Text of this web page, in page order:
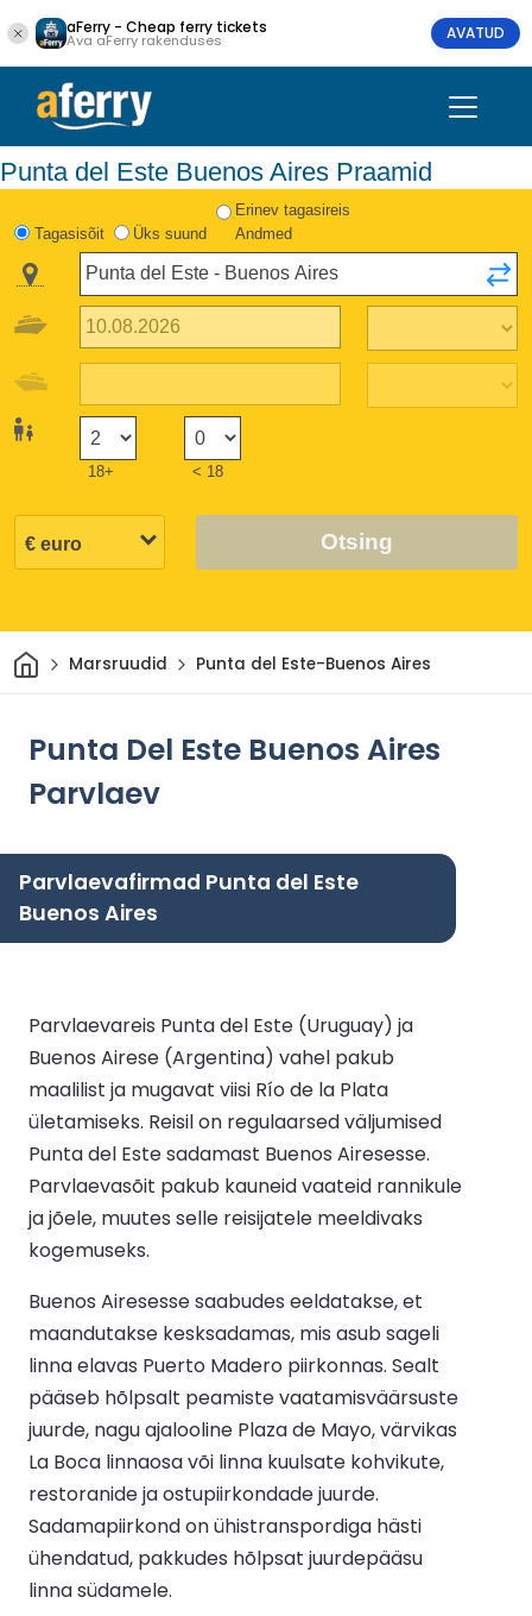
aFerry - Cheap ferry tickets
Ava aFerry rakenduses AVATUD
Punta del Este Buenos Aires Praamid
Tagasisõit Üks suund
Erinev tagasireis
Andmed
18+ < 18
Otsing
Avaleht
Marsruudid Punta del Este-Buenos Aires
Punta Del Este Buenos Aires
Parvlaev
Parvlaevafirmad Punta del Este
Buenos Aires
Parvlaevareis Punta del Este (Uruguay) ja
Buenos Airese (Argentina) vahel pakub
maalilist ja mugavat viisi Río de la Plata
ületamiseks. Reisil on regulaarsed väljumised
Punta del Este sadamast Buenos Airesesse.
Parvlaevasõit pakub kauneid vaateid rannikule
ja jõele, muutes selle reisijatele meeldivaks
kogemuseks.
Buenos Airesesse saabudes eeldatakse, et
maandutakse kesksadamas, mis asub sageli
linna elavas Puerto Madero piirkonnas. Sealt
pääseb hõlpsalt peamiste vaatamisväärsuste
juurde, nagu ajalooline Plaza de Mayo, värvikas
La Boca linnaosa või linna kuulsate kohvikute,
restoranide ja ostupiirkondade juurde.
Sadamapiirkond on ühistranspordiga hästi
ühendatud, pakkudes hõlpsat juurdepääsu
linna südamele.